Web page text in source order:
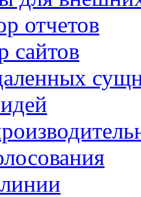
отчетов
сайтов